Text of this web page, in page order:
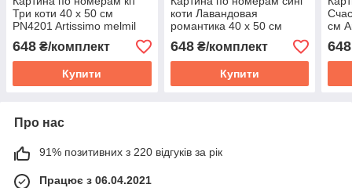
Три коти 40 х 50 см
PN4201 Artissimo melmil
648 ₴/комплект
Купити
коти Лавандовая
романтика 40 х 50 см
Artissimo PN4680 melmil
648₴/комплект
Купити
см
648
Про нас
91% позитивних з 220 відгуків за рік
Працює з 06.04.2021